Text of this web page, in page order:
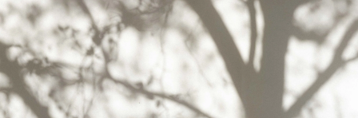
de vélos électriques proposent une vitesse
maximale pouvant atteindre 45 km/h en mode
assistance électrique pure.